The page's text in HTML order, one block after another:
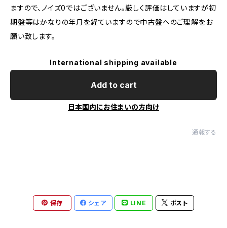
ますので、ノイズ0ではございません。厳しく評価はしていますが初
期盤等はかなりの年月を経ていますので中古盤へのご理解をお
願い致します。
International shipping available
Add to cart
日本国内にお住まいの方向け
通報する
保存 シェア LINE ポスト